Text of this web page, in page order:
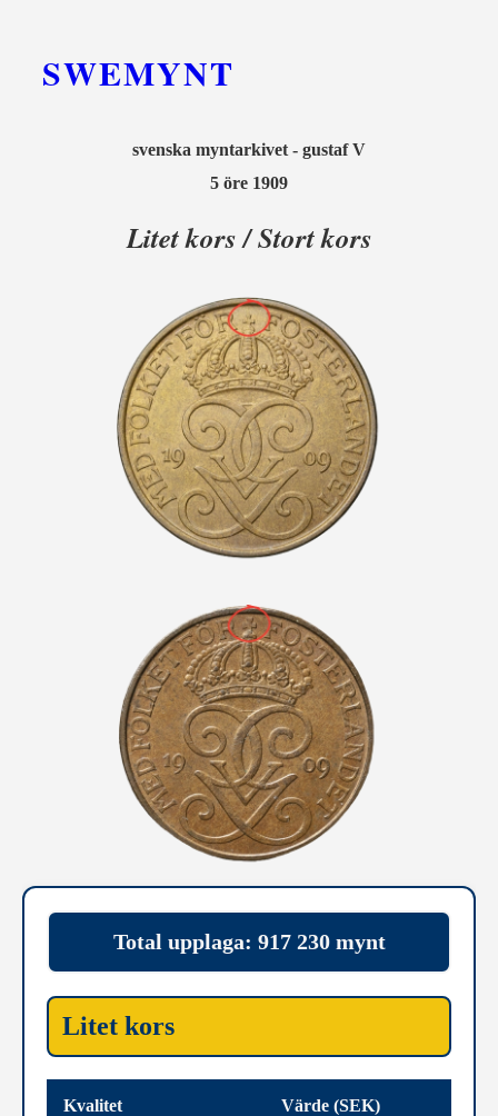
SWEMYNT
svenska myntarkivet - gustaf V
5 öre 1909
Litet kors / Stort kors
Total upplaga: 917 230 mynt
Litet kors
Kvalitet Värde (SEK)